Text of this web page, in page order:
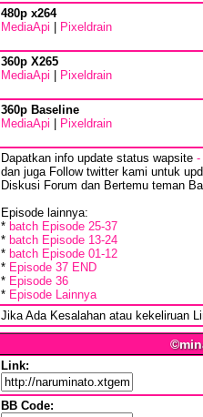
480p x264
MediaApi
Pixeldrain
360p X265
MediaApi
Pixeldrain
360p Baseline
MediaApi
Pixeldrain
Dapatkan info update status wapsite -
dan juga Follow twitter kami untuk
Diskusi Forum dan Bertemu teman
Episode lainnya:
* batch Episode 25-37
* batch Episode 13-24
* batch Episode 01-12
* Episode 37 END
* Episode 36
* Episode Lainnya
Jika Ada Kesalahan atau kekeliruan
Link:
BB Code: